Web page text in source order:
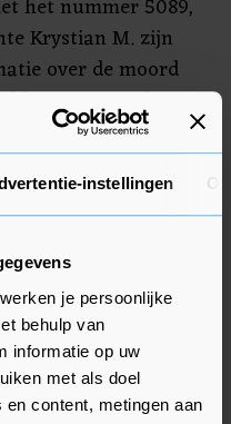
instellingen
je persoonlijke
behulp van
informatie op uw
met als doel
content, metingen aan
het nummer 5089,
Krystian M. zijn
over de moord
zouden er
Ridouan Taghi als
op De Vries moet
beschuldiging
Hij is geen
wel in het
is een
hem geëist.